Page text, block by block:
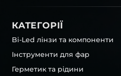
КАТЕГОРІЇ
Bi-Led лінзи та компоненти
Інструменти для фар
Герметик та рідини